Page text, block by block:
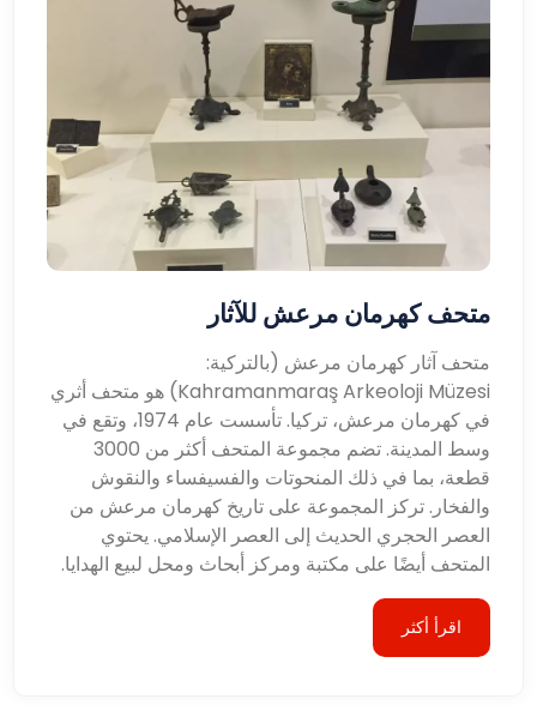
متحف كهرمان مرعش للآثار
متحف آثار كهرمان مرعش (بالتركية:
Kahramanmaraş Arkeoloji Müzesi) هو متحف أثري
في كهرمان مرعش، تركيا. تأسست عام 1974، وتقع في
وسط المدينة. تضم مجموعة المتحف أكثر من 3000
قطعة، بما في ذلك المنحوتات والفسيفساء والنقوش
والفخار. تركز المجموعة على تاريخ كهرمان مرعش من
العصر الحجري الحديث إلى العصر الإسلامي. يحتوي
المتحف أيضًا على مكتبة ومركز أبحاث ومحل لبيع الهدايا.
اقرأ أكثر